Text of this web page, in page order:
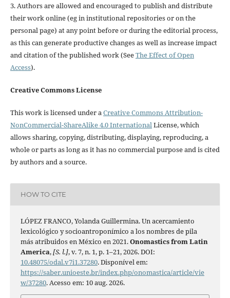
3. Authors are allowed and encouraged to publish and distribute
their work online (eg in institutional repositories or on the
personal page) at any point before or during the editorial process,
as this can generate productive changes as well as increase impact
and citation of the published work (SeeThe Effect of Open
Access).
Creative Commons License
This work is licensed under aCreative Commons Attribution-
NonCommercial-ShareAlike 4.0 InternationalLicense, which
allows sharing, copying, distributing, displaying, reproducing, a
whole or parts as long as it has no commercial purpose and is cited
by authors and a source.
HOW TO CITE
LÓPEZ FRANCO, Yolanda Guillermina. Un acercamiento
lexicológico y socioantroponímico a los nombres de pila
más atribuidos en México en 2021.Onomastics from Latin
America,[S. l.], v. 7, n. 1, p. 1–21, 2026. DOI:
10.48075/odal.v7i1.37280. Disponível em:
https://saber.unioeste.br/index.php/onomastica/article/vie
w/37280. Acesso em: 10 aug. 2026.